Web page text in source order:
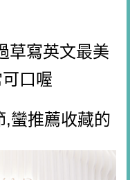
草寫英文最美
口喔
,蠻推薦收藏的